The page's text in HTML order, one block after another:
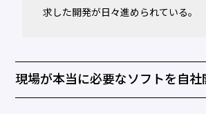
求した開発が日々進められている。
現場が本当に必要なソフトを自社